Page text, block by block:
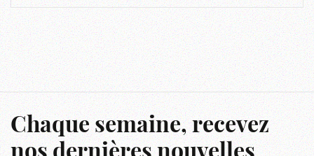
Chaque semaine, recevez